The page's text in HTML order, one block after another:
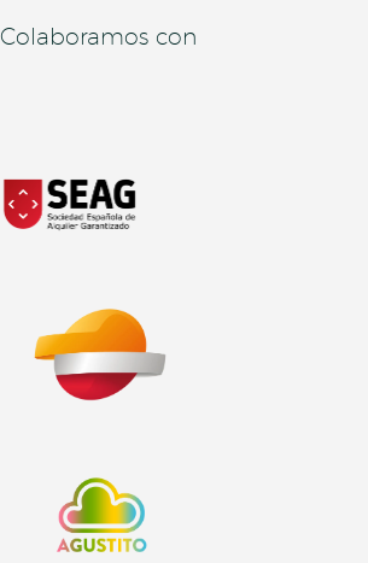
Colaboramos con